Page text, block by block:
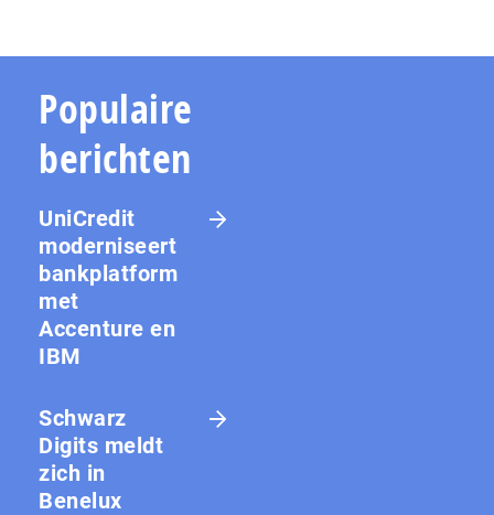
Populaire
berichten
UniCredit
moderniseert
bankplatform
met
Accenture en
IBM
Schwarz
Digits meldt
zich in
Benelux